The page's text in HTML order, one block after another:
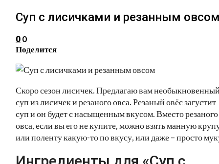
Суп с лисичками и резанным
0 0
Поделится
Скоро сезон лисичек. Предлагаю вам
суп из лисичек и резаного овса. Резаный овёс загустит
суп и он будет с насыщенным вкусом. Вместо резаного
овса, если вы его не купите, можно взять манную
или поленту какую-то по вкусу, или даже – просто